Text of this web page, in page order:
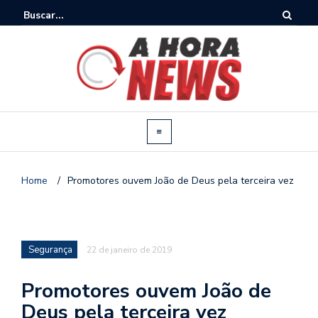
Home / Promotores ouvem João de Deus pela terceira vez
Segurança 22 de janeiro de 2019
Promotores ouvem João de
Deus pela terceira vez